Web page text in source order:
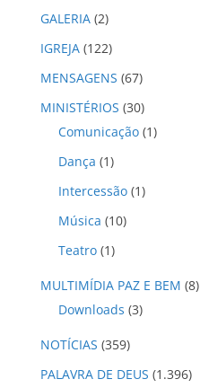
GALERIA (2)
IGREJA (122)
MENSAGENS (67)
MINISTÉRIOS (30)
Comunicação (1)
Dança (1)
Intercessão (1)
Música (10)
Teatro (1)
MULTIMÍDIA PAZ E BEM (8)
Downloads (3)
NOTÍCIAS (359)
PALAVRA DE DEUS (1.396)